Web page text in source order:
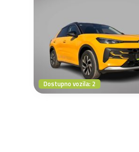
Dostupno vozila: 2